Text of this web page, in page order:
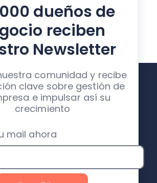
dueños de
reciben
Newsletter
comunidad y recibe
clave sobre gestión de
e impulsar así su
crecimiento
mail ahora